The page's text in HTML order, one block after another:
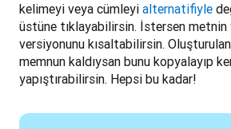
kelimeyi veya cümleyi alternatifiyle
üstüne tıklayabilirsin. İstersen metnin
versiyonunu kısaltabilirsin.
memnun kaldıysan bunu kopyalayıp
yapıştırabilirsin. Hepsi bu kadar!